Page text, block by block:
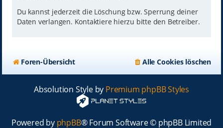
Du kannst jederzeit die Löschung bzw. Sperrung deiner
Daten verlangen. Kontaktiere hierzu bitte den Betreiber.
Foren-Übersicht Alle Cookies löschen
Absolution Style by Premium phpBB Styles
Powered by phpBB® Forum Software © phpBB Limited